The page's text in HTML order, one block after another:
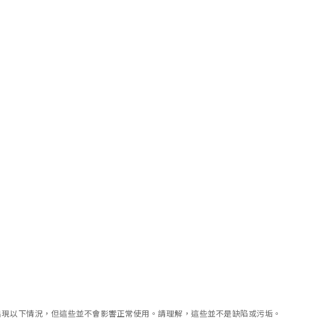
以下情況，但這些並不會影響正常使用。請理解，這些並不是缺陷或污垢。